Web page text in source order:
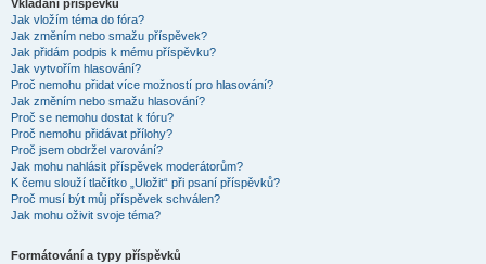
Vkládání příspěvků
Jak vložím téma do fóra?
Jak změním nebo smažu příspěvek?
Jak přidám podpis k mému příspěvku?
Jak vytvořím hlasování?
Proč nemohu přidat více možností pro hlasování?
Jak změním nebo smažu hlasování?
Proč se nemohu dostat k fóru?
Proč nemohu přidávat přílohy?
Proč jsem obdržel varování?
Jak mohu nahlásit příspěvek moderátorům?
K čemu slouží tlačítko „Uložit“ při psaní příspěvků?
Proč musí být můj příspěvek schválen?
Jak mohu oživit svoje téma?
Formátování a typy příspěvků